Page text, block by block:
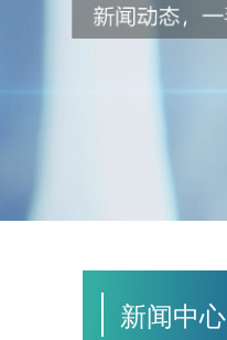
新闻中心